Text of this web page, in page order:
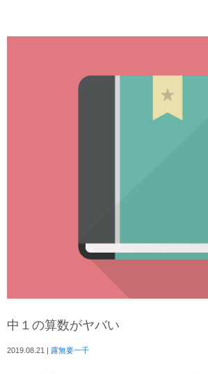
中１の算数がヤバい
2019.08.21 | 露無要一千